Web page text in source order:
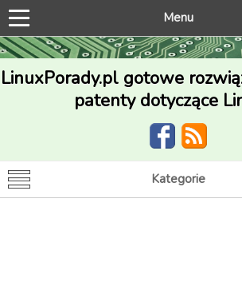
Menu
LinuxPorady.pl gotowe
patenty dotyczące
Kategorie